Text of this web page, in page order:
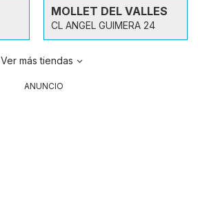
MOLLET DEL VALLES
CL ANGEL GUIMERA 24
Ver más tiendas
ANUNCIO